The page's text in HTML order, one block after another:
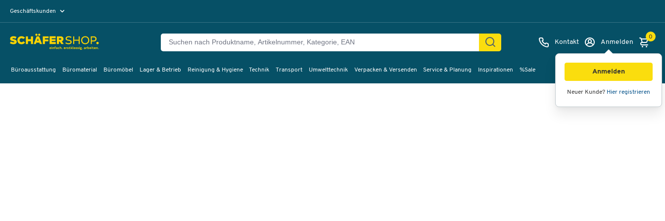
Geschäftskunden
Kontakt Anmelden
Anmelden
Neuer Kunde? Hier registrieren
0
Büroausstattung Büromaterial Büromöbel Lager & Betrieb Reinigung & Hygiene Technik Transport Umwelttechnik Verpacken & Versenden Service & Planung Inspirationen %Sale
Bilder Videos 360°-Ansicht